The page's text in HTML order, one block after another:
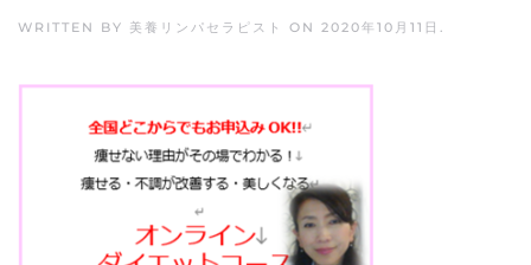
WRITTEN BY 美養リンパセラピスト ON 2020年10月11日 .